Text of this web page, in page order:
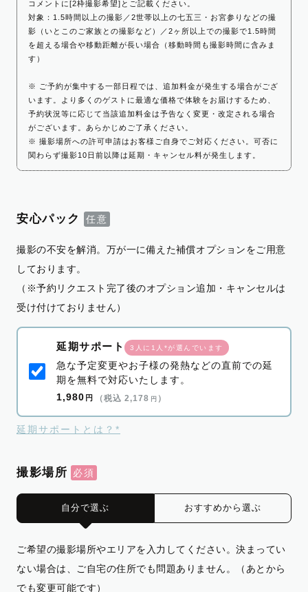
コメントに[2枠撮影希望]とご記載ください。
対象：1.5時間以上の撮影／2世帯以上の七五三・お宮参りなどの撮
影（いとこのご家族との撮影など）／2ヶ所以上での撮影で1.5時間
を超える場合や移動距離が長い場合（移動時間も撮影時間に含みま
す）
※ ご予約が集中する一部日程では、追加料金が発生する場合がござ
います。より多くのゲストに最適な価格で体験をお届けするため、
予約状況等に応じて当該追加料金は予告なく変更・改定される場合
がございます。あらかじめご了承ください。
※ 撮影場所への許可申請はお客様ご自身でご対応ください。可否に
関わらず撮影10日前以降は延期・キャンセル料が発生します。
安心パック
撮影の不安を解消。万が一に備えた補償オプションをご用意
しております。
（※予約リクエスト完了後のオプション追加・キャンセルは
受け付けておりません）
延期サポート 3人に1人*が選んでいます
急な予定変更やお子様の発熱などの直前での延
期を無料で対応いたします。
1,980 円 （税込 2,178 円 ）
延期サポートとは？*
撮影場所
自分で選ぶ おすすめから選ぶ
ご希望の撮影場所やエリアを入力してください。決まってい
ない場合は、ご自宅の住所でも問題ありません。（あとから
でも変更可能です）